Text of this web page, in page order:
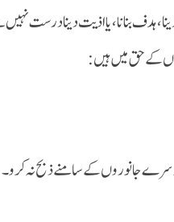
ہدف بنانا، یا اذیت دینا درست
کے حق میں ہیں: